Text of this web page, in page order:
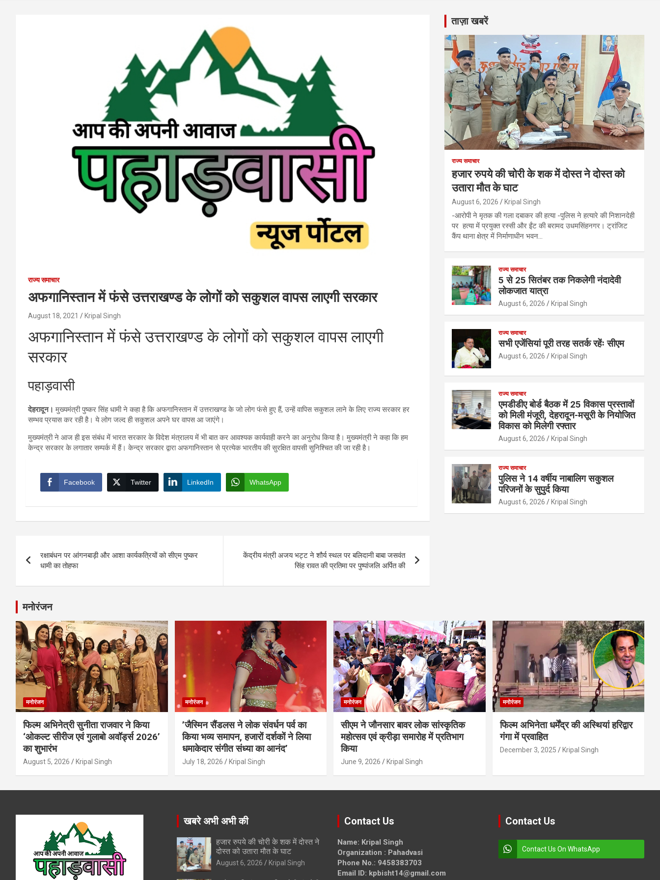
राज्य समाचार
अफगानिस्तान में फंसे उत्तराखण्ड के लोगों को सकुशल वापस लाएगी सरकार
August 18, 2021 Kripal Singh
अफगानिस्तान में फंसे उत्तराखण्ड के लोगों को सकुशल वापस लाएगी
सरकार
पहाड़वासी
देहरादून। मुख्यमंत्री पुष्कर सिंह धामी ने कहा है कि अफगानिस्तान में उत्तराखण्ड के जो लोग फंसे हुए हैं, उन्हें वापिस सकुशल लाने के लिए राज्य सरकार हर
सम्भव प्रयास कर रही है। ये लोग जल्द ही सकुशल अपने घर वापस आ जाएंगे।
मुख्यमंत्री ने आज ही इस संबंध में भारत सरकार के विदेश मंत्रालय में भी बात कर आवश्यक कार्यवाही करने का अनुरोध किया है। मुख्यमंत्री ने कहा कि हम
केन्द्र सरकार के लगातार सम्पर्क में हैं। केन्द्र सरकार द्वारा अफगानिस्तान से प्रत्येक भारतीय की सुरक्षित वापसी सुनिश्चित की जा रही है।
Facebook Twitter LinkedIn WhatsApp
navigation
रक्षाबंधन पर आंगनबाड़ी और आशा कार्यकत्रियों को सीएम पुष्कर
धामी का तोहफा
केंद्रीय मंत्री अजय भट्ट ने शौर्य स्थल पर बलिदानी बाबा जसवंत
सिंह रावत की प्रतिमा पर पुष्पांजलि अर्पित की
ताज़ा खबरें
राज्य समाचार
हजार रुपये की चोरी के शक में दोस्त ने दोस्त को
उतारा मौत के घाट
August 6, 2026 Kripal Singh
-आरोपी ने मृतक की गला दबाकर की हत्या -पुलिस ने हत्यारे की निशानदेही
पर हत्या में प्रयुक्त रस्सी और ईंट की बरामद उधमसिंहनगर। ट्रांजिट
कैंप थाना क्षेत्र में निर्माणाधीन भवन…
राज्य समाचार
5 से 25 सितंबर तक निकलेगी नंदादेवी
लोकजात यात्रा
August 6, 2026 Kripal Singh
राज्य समाचार
सभी एजेंसियां पूरी तरह सतर्क रहेंः सीएम
August 6, 2026 Kripal Singh
राज्य समाचार
एमडीडीए बोर्ड बैठक में 25 विकास प्रस्तावों
को मिली मंजूरी, देहरादून-मसूरी के नियोजित
विकास को मिलेगी रफ्तार
August 6, 2026 Kripal Singh
राज्य समाचार
पुलिस ने 14 वर्षीय नाबालिग सकुशल
परिजनों के सुपुर्द किया
August 6, 2026 Kripal Singh
मनोरंजन
मनोरंजन
फिल्म अभिनेत्री सुनीता राजवार ने किया
‘ओकल्ट सीरीज एवं गुलाबो अवॉर्ड्स 2026’
का शुभारंभ
August 5, 2026 Kripal Singh
मनोरंजन
’जैस्मिन सैंडलस ने लोक संवर्धन पर्व का
किया भव्य समापन, हजारों दर्शकों ने लिया
धमाकेदार संगीत संध्या का आनंद’
July 18, 2026 Kripal Singh
मनोरंजन
सीएम ने जौनसार बावर लोक सांस्कृतिक
महोत्सव एवं क्रीड़ा समारोह में प्रतिभाग
किया
June 9, 2026 Kripal Singh
मनोरंजन
फिल्म अभिनेता धर्मेंद्र की अस्थियां हरिद्वार
गंगा में प्रवाहित
December 3, 2025 Kripal Singh
खबरे अभी अभी की
हजार रुपये की चोरी के शक में दोस्त ने
दोस्त को उतारा मौत के घाट
August 6, 2026 Kripal Singh
Contact Us
Name: Kripal Singh
Organization : Pahadvasi
Phone No.: 9458383703
Email ID: kpbisht14@gmail.com
Contact Us
Contact Us On WhatsApp